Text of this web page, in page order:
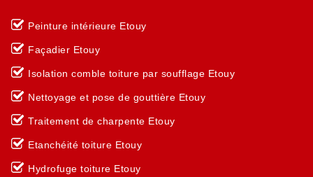
Peinture intérieure Etouy
Façadier Etouy
Isolation comble toiture par soufflage Etouy
Nettoyage et pose de gouttière Etouy
Traitement de charpente Etouy
Etanchéité toiture Etouy
Hydrofuge toiture Etouy